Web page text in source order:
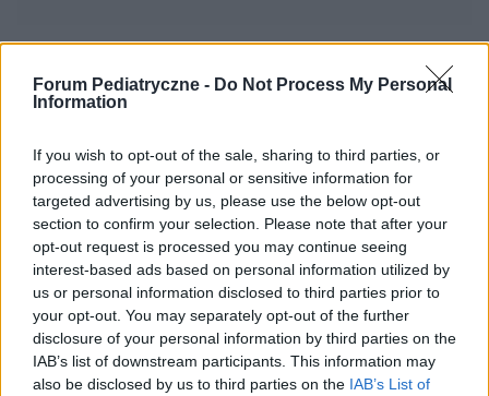
Forum Pediatryczne - Do Not Process My Personal
Information
If you wish to opt-out of the sale, sharing to third parties, or
processing of your personal or sensitive information for
targeted advertising by us, please use the below opt-out
section to confirm your selection. Please note that after your
opt-out request is processed you may continue seeing
interest-based ads based on personal information utilized by
us or personal information disclosed to third parties prior to
your opt-out. You may separately opt-out of the further
disclosure of your personal information by third parties on the
IAB’s list of downstream participants. This information may
also be disclosed by us to third parties on the IAB’s List of
Treści i materiały zawarte w tym serwisie mają charakter
edukacyjno-informacyjny. Wydawca i redakcja serwisu nie ponosi
zastosowaniem porad i wskazówek zawartych w serwisie, należy
bezwzględnie skonsultować się z lekarzem.
POWIĄZANE DYSKUSJE NA FORUM Z
KATEGORIIPROFILAKTYKA
gość
Forum:Pediatria - grupa dla rodziny i pacjenta